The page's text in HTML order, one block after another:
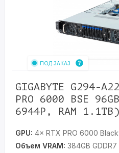
ПОД ЗАКАЗ
GIGABYTE G294-
PRO 6000 BSE
6944P, RAM 1.1TB)
GPU: 4× RTX PRO 6000
Объем VRAM: 384GB GDDR7